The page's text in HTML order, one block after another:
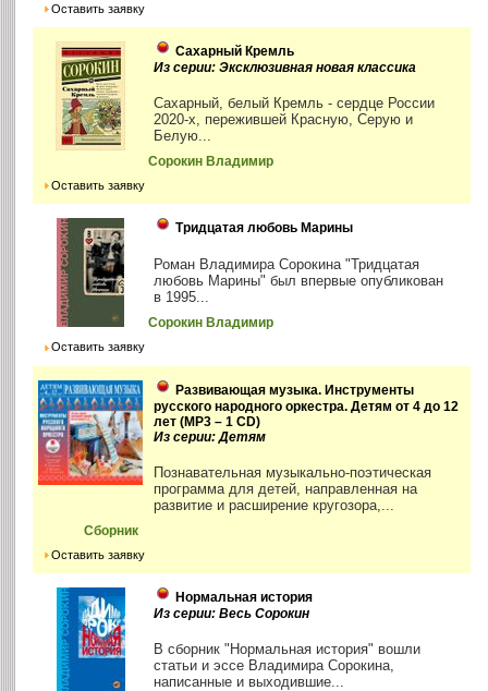
Оставить заявку
Сахарный Кремль
Из серии: Эксклюзивная новая классика
Сахарный, белый Кремль - сердце России
2020-х, пережившей Красную, Серую и
Белую...
Сорокин Владимир
Оставить заявку
Тридцатая любовь Марины
Роман Владимира Сорокина "Тридцатая
любовь Марины" был впервые опубликован
в 1995...
Сорокин Владимир
Оставить заявку
Развивающая музыка. Инструменты
русского народного оркестра. Детям от 4 до 12
лет (MP3 – 1 CD)
Из серии: Детям
Познавательная музыкально-поэтическая
программа для детей, направленная на
развитие и расширение кругозора,...
Сборник
Оставить заявку
Нормальная история
Из серии: Весь Сорокин
В сборник "Нормальная история" вошли
статьи и эссе Владимира Сорокина,
написанные и выходившие...